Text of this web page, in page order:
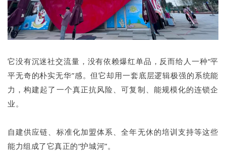
它没有沉迷社交流量，没有依赖爆红单品，反而给人一种“平
平无奇的朴实无华”感。但它却用一套底层逻辑极强的系统能
力，构建起了一个真正抗风险、可复制、能规模化的连锁企
业。
自建供应链、标准化加盟体系、全年无休的培训支持等这些
能力组成了它真正的“护城河”。